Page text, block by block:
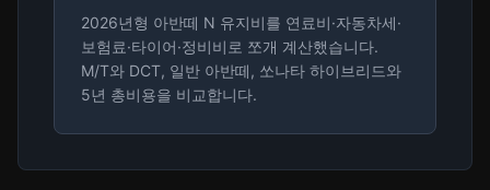
2026년형 아반떼 N 유지비를 연료비·자동차세·
보험료·타이어·정비비로 쪼개 계산했습니다.
M/T와 DCT, 일반 아반떼, 쏘나타 하이브리드와
5년 총비용을 비교합니다.